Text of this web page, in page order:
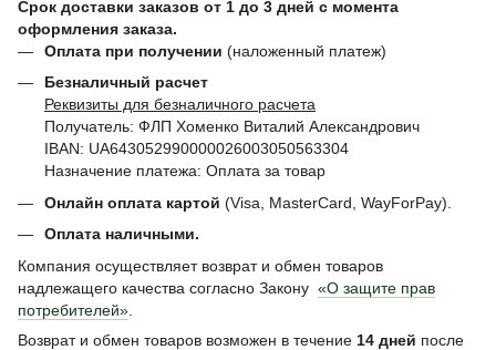
Срок доставки заказов от 1 до 3 дней с момента
оформления заказа.
Оплата при получении (наложенный платеж)
Безналичный расчет
Реквизиты для безналичного расчета
Получатель: ФЛП Хоменко Виталий Александрович
IBAN: UA643052990000026003050563304
Назначение платежа: Оплата за товар
Онлайн оплата картой (Visa, MasterCard, WayForPay).
Оплата наличными.
Компания осуществляет возврат и обмен товаров
надлежащего качества согласно Закону «О защите прав
потребителей»
Возврат и обмен товаров возможен в течение 14 дней после